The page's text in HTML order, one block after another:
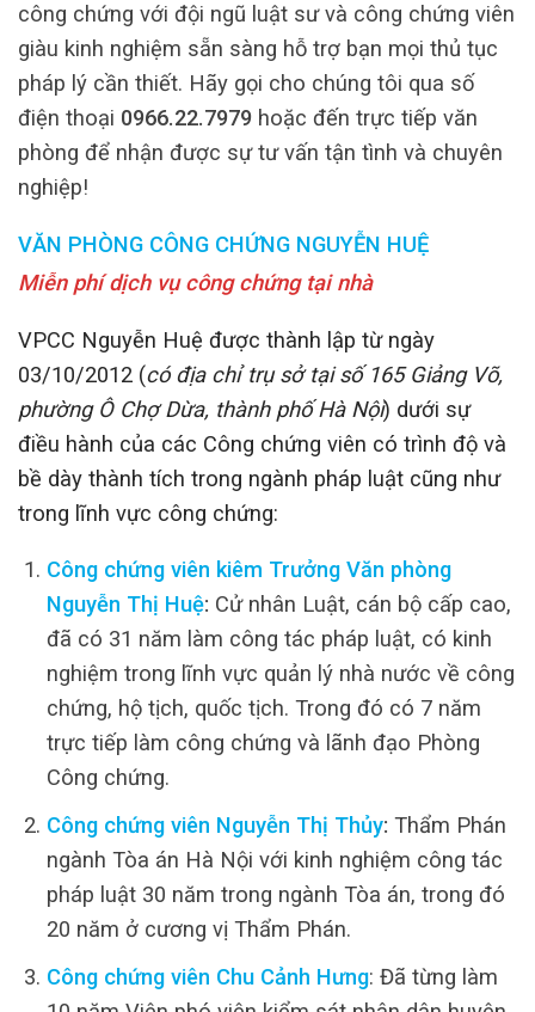
công chứng với đội ngũ luật sư và công chứng viên
giàu kinh nghiệm sẵn sàng hỗ trợ bạn mọi thủ tục
pháp lý cần thiết. Hãy gọi cho chúng tôi qua số
điện thoại 0966.22.7979 hoặc đến trực tiếp văn
phòng để nhận được sự tư vấn tận tình và chuyên
nghiệp!
VĂN PHÒNG CÔNG CHỨNG NGUYỄN HUỆ
Miễn phí dịch vụ công chứng tại nhà
VPCC Nguyễn Huệ được thành lập từ ngày
03/10/2012 (có địa chỉ trụ sở tại số 165 Giảng Võ,
phường Ô Chợ Dừa, thành phố Hà Nội) dưới sự
điều hành của các Công chứng viên có trình độ và
bề dày thành tích trong ngành pháp luật cũng như
trong lĩnh vực công chứng:
Công chứng viên kiêm Trưởng Văn phòng
Nguyễn Thị Huệ: Cử nhân Luật, cán bộ cấp cao,
đã có 31 năm làm công tác pháp luật, có kinh
nghiệm trong lĩnh vực quản lý nhà nước về công
chứng, hộ tịch, quốc tịch. Trong đó có 7 năm
trực tiếp làm công chứng và lãnh đạo Phòng
Công chứng.
Công chứng viên Nguyễn Thị Thủy: Thẩm Phán
ngành Tòa án Hà Nội với kinh nghiệm công tác
pháp luật 30 năm trong ngành Tòa án, trong đó
20 năm ở cương vị Thẩm Phán.
Công chứng viên Chu Cảnh Hưng: Đã từng làm